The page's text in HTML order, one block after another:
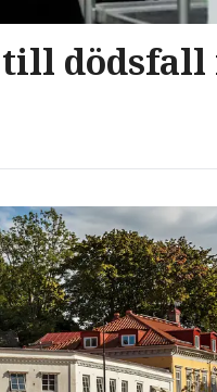
till dödsfall